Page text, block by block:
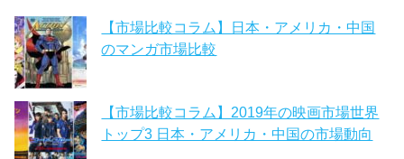
【市場比較コラム】日本・アメリカ・中国
のマンガ市場比較
【市場比較コラム】2019年の映画市場世界
トップ3 日本・アメリカ・中国の市場動向